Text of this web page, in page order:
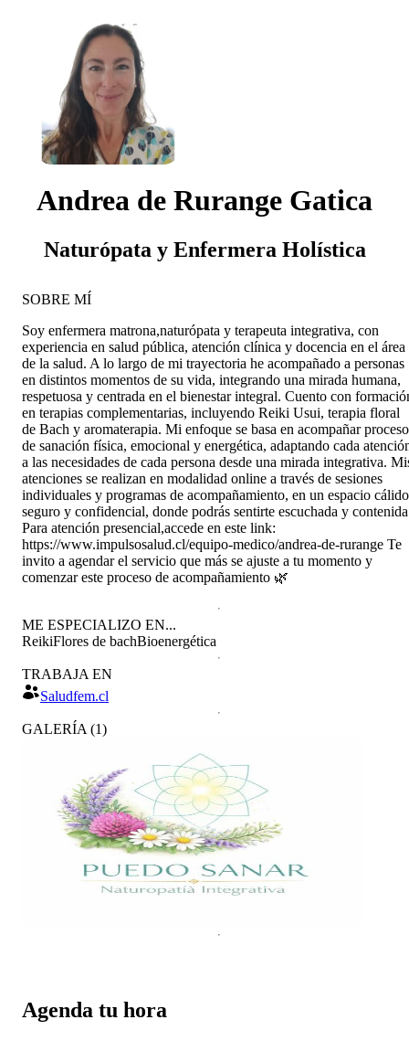
Andrea de Rurange Gatica
Naturópata y Enfermera Holística
Agenda tu hora
SOBRE MÍ
Soy enfermera matrona,naturópata y terapeuta integrativa, con
experiencia en salud pública, atención clínica y docencia en el área
de la salud. A lo largo de mi trayectoria he acompañado a personas
en distintos momentos de su vida, integrando una mirada humana,
respetuosa y centrada en el bienestar integral. Cuento con
en terapias complementarias, incluyendo Reiki Usui, terapia floral
de Bach y aromaterapia. Mi enfoque se basa en acompañar
de sanación física, emocional y energética, adaptando cada
a las necesidades de cada persona desde una mirada integrativa.
atenciones se realizan en modalidad online a través de sesiones
individuales y programas de acompañamiento, en un espacio
seguro y confidencial, donde podrás sentirte escuchada y
Para atención presencial,accede en este link:
https://www.impulsosalud.cl/equipo-medico/andrea-de-rurange Te
invito a agendar el servicio que más se ajuste a tu momento y
comenzar este proceso de acompañamiento 🌿
ME ESPECIALIZO EN...
ReikiFlores de bachBioenergética
TRABAJA EN
Saludfem.cl
GALERÍA (1)